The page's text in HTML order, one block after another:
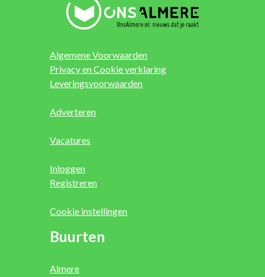
Algemene Voorwaarden
Privacy en Cookie verklaring
Leveringsvoorwaarden
Adverteren
Vacatures
Inloggen
Registreren
Cookie instellingen
Buurten
Almere